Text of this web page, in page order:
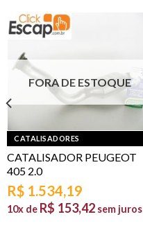
FORA DE ESTOQUE
CATALISADORES
CATALISADOR PEUGEOT
405 2.0
R$ 1.534,19
10x de R$ 153,42 sem juros